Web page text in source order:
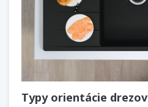
Typy orientácie drezov